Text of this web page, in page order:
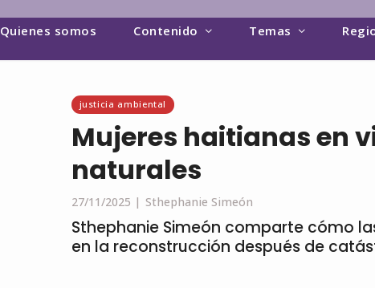
Quienes somos Contenido Temas
justicia ambiental
Mujeres haitianas en
naturales
27/11/2025 | Sthephanie Simeón
Sthephanie Simeón comparte cómo
en la reconstrucción después de